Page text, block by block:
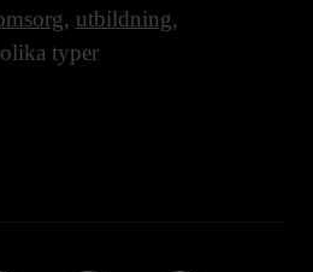
, utbildning,
typer